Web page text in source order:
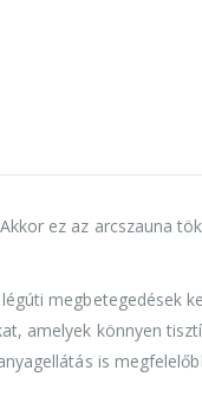
ez az arcszauna
megbetegedések
amelyek könnyen
is